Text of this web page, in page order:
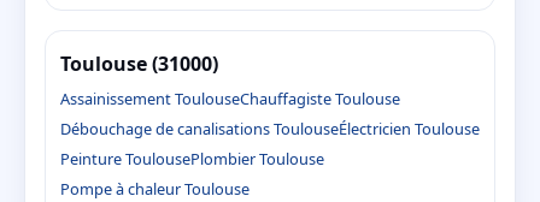
Toulouse (31000)
Assainissement ToulouseChauffagiste Toulouse
Débouchage de canalisations ToulouseÉlectricien Toulouse
Peinture ToulousePlombier Toulouse
Pompe à chaleur Toulouse